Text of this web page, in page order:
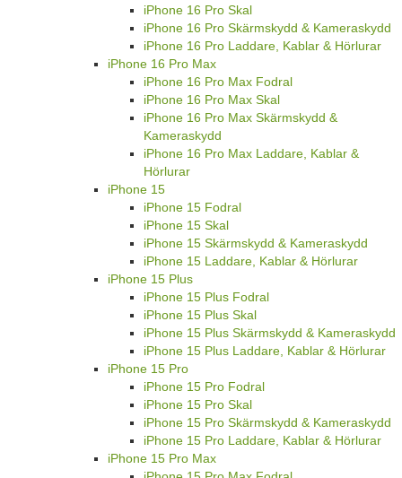
iPhone 16 Pro Skal
iPhone 16 Pro Skärmskydd & Kameraskydd
iPhone 16 Pro Laddare, Kablar & Hörlurar
iPhone 16 Pro Max
iPhone 16 Pro Max Fodral
iPhone 16 Pro Max Skal
iPhone 16 Pro Max Skärmskydd &
Kameraskydd
iPhone 16 Pro Max Laddare, Kablar &
Hörlurar
iPhone 15
iPhone 15 Fodral
iPhone 15 Skal
iPhone 15 Skärmskydd & Kameraskydd
iPhone 15 Laddare, Kablar & Hörlurar
iPhone 15 Plus
iPhone 15 Plus Fodral
iPhone 15 Plus Skal
iPhone 15 Plus Skärmskydd & Kameraskydd
iPhone 15 Plus Laddare, Kablar & Hörlurar
iPhone 15 Pro
iPhone 15 Pro Fodral
iPhone 15 Pro Skal
iPhone 15 Pro Skärmskydd & Kameraskydd
iPhone 15 Pro Laddare, Kablar & Hörlurar
iPhone 15 Pro Max